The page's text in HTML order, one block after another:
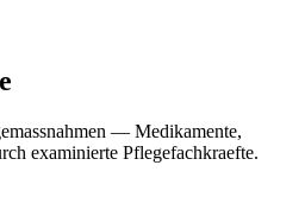
— Medikamente,
examinierte Pflegefachkraefte.